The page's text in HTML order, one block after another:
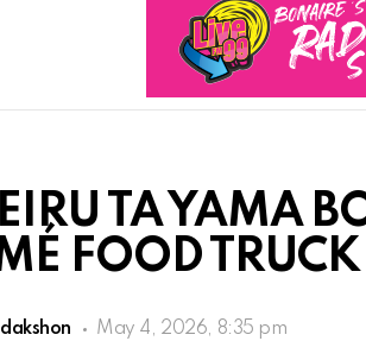
TA YAMA
FOOD
May 4, 2026, 8:35 pm